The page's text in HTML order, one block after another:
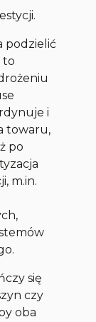
podzielić
to
i
towaru,
po
m.in.
się
czy
oba